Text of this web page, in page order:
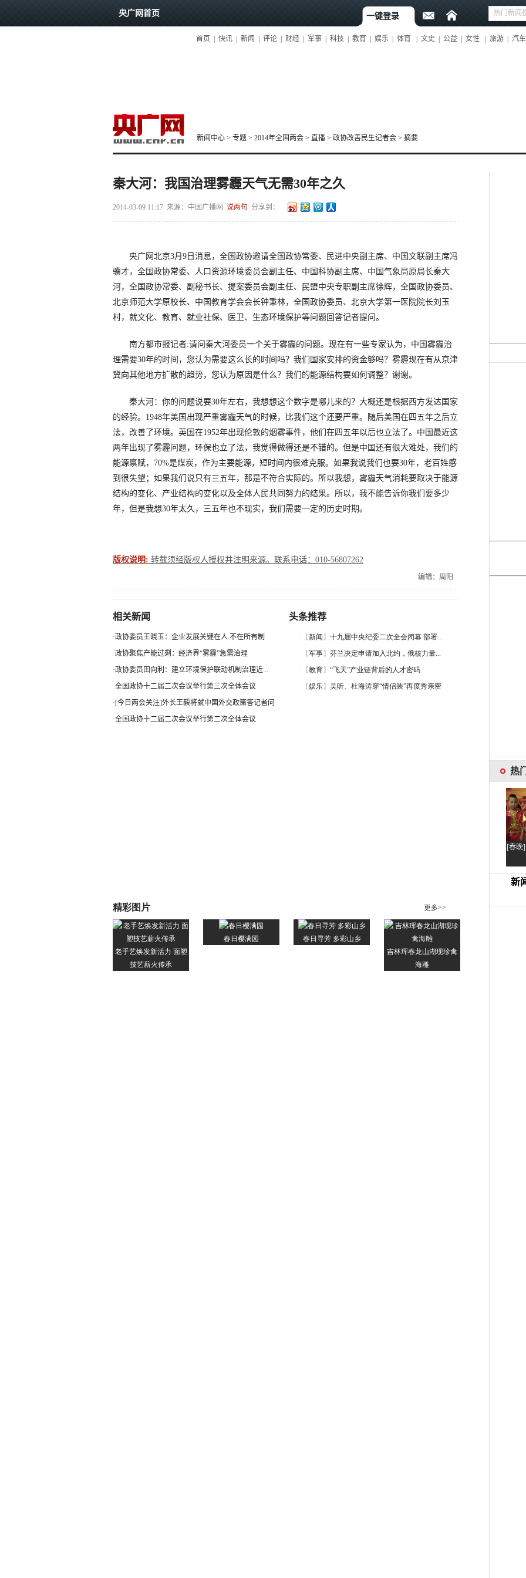
央广网首页 一键登录
首页 快讯 新闻 评论 财经 军事 科技 教育 娱乐 体育 文史 公益 女性 旅游 汽车
新闻中心 > 专题 > 2014年全国两会 > 直播 > 政协改善民生记者会 > 摘要
秦大河：我国治理雾霾天气无需30年之久
2014-03-09 11:17 来源：中国广播网 说两句 分享到：
央广网北京3月9日消息，全国政协邀请全国政协常委、民进中央副主席、中国文联副主席冯
骥才，全国政协常委、人口资源环境委员会副主任、中国科协副主席、中国气象局原局长秦大
河，全国政协常委、副秘书长、提案委员会副主任、民盟中央专职副主席徐辉，全国政协委员、
北京师范大学原校长、中国教育学会会长钟秉林，全国政协委员、北京大学第一医院院长刘玉
村，就文化、教育、就业社保、医卫、生态环境保护等问题回答记者提问。
南方都市报记者:请问秦大河委员一个关于雾霾的问题。现在有一些专家认为，中国雾霾治
理需要30年的时间，您认为需要这么长的时间吗？我们国家安排的资金够吗？雾霾现在有从京津
冀向其他地方扩散的趋势，您认为原因是什么？我们的能源结构要如何调整？谢谢。
秦大河：你的问题说要30年左右，我想想这个数字是哪儿来的？大概还是根据西方发达国家
的经验。1948年美国出现严重雾霾天气的时候，比我们这个还要严重。随后美国在四五年之后立
法，改善了环境。英国在1952年出现伦敦的烟雾事件，他们在四五年以后也立法了。中国最近这
两年出现了雾霾问题，环保也立了法，我觉得做得还是不错的。但是中国还有很大难处，我们的
能源禀赋，70%是煤炭，作为主要能源，短时间内很难克服。如果我说我们也要30年，老百姓感
到很失望；如果我们说只有三五年，那是不符合实际的。所以我想，雾霾天气消耗要取决于能源
结构的变化、产业结构的变化以及全体人民共同努力的结果。所以，我不能告诉你我们要多少
年，但是我想30年太久，三五年也不现实，我们需要一定的历史时期。
版权说明: 转载须经版权人授权并注明来源。联系电话：010-56807262
编辑：周阳
相关新闻
·政协委员王晓玉：企业发展关键在人 不在所有制
·政协聚焦产能过剩：经济界“雾霾”急需治理
·政协委员田向利：建立环境保护联动机制治理近...
·全国政协十二届二次会议举行第三次全体会议
·[今日两会关注]外长王毅将就中国外交政策答记者问
·全国政协十二届二次会议举行第二次全体会议
头条推荐